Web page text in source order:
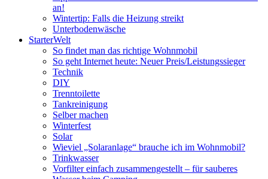
an!
Wintertip: Falls die Heizung streikt
Unterbodenwäsche
StarterWelt
So findet man das richtige Wohnmobil
So geht Internet heute: Neuer Preis/Leistungssieger
Technik
DIY
Trenntoilette
Tankreinigung
Selber machen
Winterfest
Solar
Wieviel „Solaranlage“ brauche ich im Wohnmobil?
Trinkwasser
Vorfilter einfach zusammengestellt – für sauberes